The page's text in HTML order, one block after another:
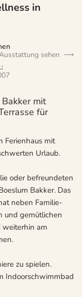
in
sehen
mit
für
Ferienhaus mit
Urlaub.
oder befreundeten
Bakker. Das
neben Familie-
und gemütlichen
weiterhin am
zu spielen.
Indoorschwimmbad